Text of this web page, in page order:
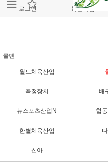
로그인 회원가입
몰텐
월드체육산업
측정장치 배
뉴스포츠산업N 합
한별체육산업
신아